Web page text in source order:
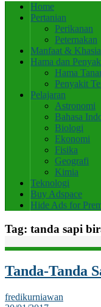
Home
Pertanian
Perikanan
Peternakan
Manfaat &
Hama dan
Hama
Penyakit
Pelajaran
Astronomi
Bahasa
Biologi
Ekonomi
Fisika
Geografi
Kimia
Teknologi
Buy Adspace
Hide Ads for
Tag: tanda sapi
Tanda-Tanda
fredikurniawan